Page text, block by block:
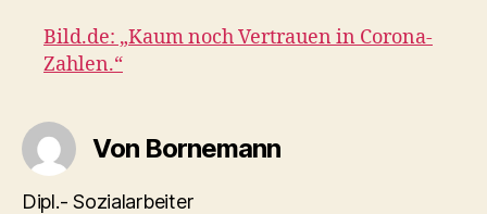
Bild.de: „Kaum noch Vertrauen in Corona-
Zahlen.“
Von Bornemann
Dipl.- Sozialarbeiter